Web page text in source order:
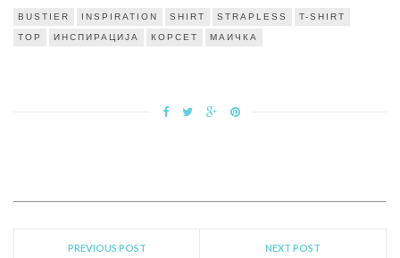
BUSTIER INSPIRATION SHIRT STRAPLESS T-SHIRT
TOP ИНСПИРАЦИЈА КОРСЕТ МАИЧКА
PREVIOUS POST NEXT POST